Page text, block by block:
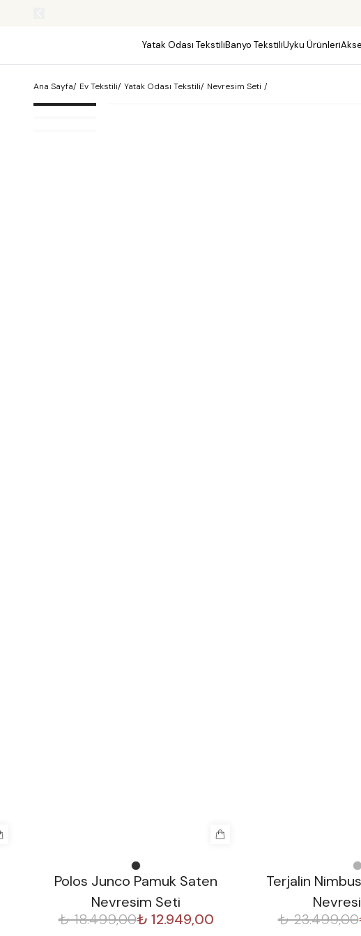
Yatak Odası TekstiliBanyo TekstiliUyku Ürünleri
Ana Sayfa/ Ev Tekstili/ Yatak Odası Tekstili/ Nevresim Seti /
Polos Junco Pamuk Saten
Nevresim Seti
₺ 18.499,00₺ 12.949,00
Terjalin
₺ 23.499,00